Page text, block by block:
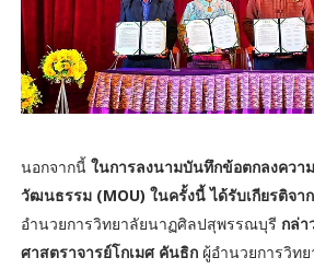
นอกจากนี้ในการลงนามบันทึกข้อตกลงควา
วัฒนธรรม (MOU) ในครั้งนี้ ได้รับเกียรติจา
อำนวยการวิทยาลัยนาฏศิลปสุพรรณบุรี กล่า
ศาสตราจารย์โกเมศ คันธิกผู้อำนวยการวิท